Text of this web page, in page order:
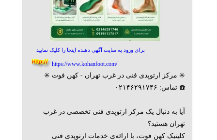
برای ورود به سایت آگهی دهنده اینجا را کلیک نمایید
https://www.kohanfoot.com/
✳️ مرکز ارتوپدی فنی در غرب تهران - کهن فوت ✳️
☎️ تماس: ۰۲۱۴۶۲۹۱۷۴۶
آیا به دنبال یک مرکز ارتوپدی فنی تخصصی در غرب
تهران هستید؟
کلینیک کهن فوت، با ارائه‌ی خدمات ارتوپدی فنی